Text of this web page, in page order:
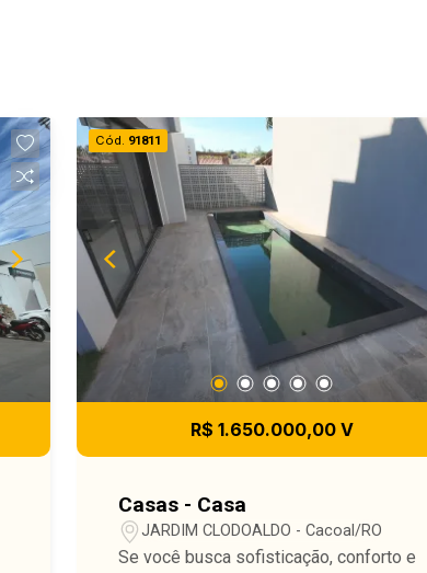
Cód. 91811
R$ 1.650.000,00 V
Casas - Casa
JARDIM CLODOALDO - Cacoal/RO
Se você busca sofisticação, conforto e